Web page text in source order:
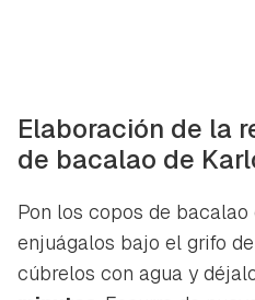
Para poder guardar como
iniciar sesión con tu
INICIAR SESIÓN
Elaboración de la
de bacalao de
Pon los copos de
enjuágalos bajo el grifo
cúbrelos con agua y
Gracias por
ACEPTAR